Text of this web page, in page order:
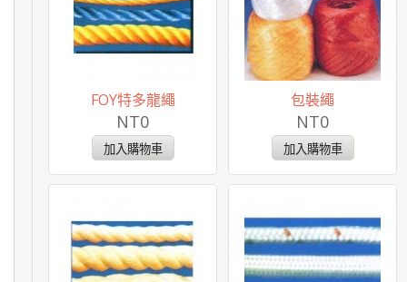
FOY特多龍繩
NT0
包裝繩
NT0